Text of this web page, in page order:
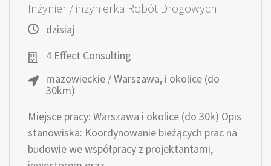
Inżynier / inżynierka Robót Drogowych
dzisiaj
4 Effect Consulting
mazowieckie / Warszawa, i okolice (do
30km)
Miejsce pracy: Warszawa i okolice (do 30k) Opis
stanowiska: Koordynowanie bieżących prac na
budowie we współpracy z projektantami,